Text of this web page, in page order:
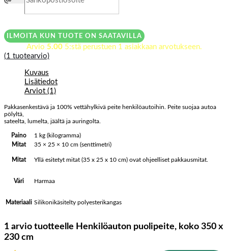
ILMOITA KUN TUOTE ON SAATAVILLA
Arvio 5.005:stä perustuen 1 asiakkaan arvotukseen.
(1 tuotearvio)
Kuvaus
Lisätiedot
Arviot (1)
Pakkasenkestävä ja 100% vettähylkivä peite henkilöautoihin. Peite suojaa autoa
pölyltä,
sateelta, lumelta, jäältä ja auringolta.
Paino
1 kg (kilogramma)
Mitat
35 × 25 × 10 cm (senttimetri)
Mitat Yllä esitetyt mitat (35 x 25 x 10 cm) ovat ohjeelliset pakkausmitat.
Väri Harmaa
Materiaali Silikonikäsitelty polyesterikangas
1 arvio tuotteelle Henkilöauton puolipeite, koko 350 x
230 cm